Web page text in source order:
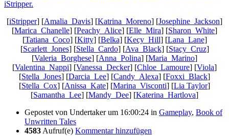
[iStripper] [Amalia_Davis] [Katrina_Moreno] [Josephine_Jackson]
[Marica_Chanelle] [Peachy_Alice] [Elle_Mira] [Sharon_White]
[Tatiana_Coco] [Kitty] [Belka] [Kecy_Hill] [Lana_Lane]
[Scarlett_Jones] [Stella_Cardo] [Ava_Black] [Stacy_Cruz]
[Valeria_Borghese] [Anna_Polina] [Maria_Marino]
[Valentina_Nappi] [Vanessa_Decker] [Chloe_Lamoure] [Viola]
[Stella_Jones] [Darcia_Lee] [Candy_Alexa] [Foxxi_Black]
[Stella_Cox] [Anissa_Kate] [Marina_Visconti] [Lia Taylor]
[Samantha_Lee] [Mandy_Dee] [Katerina_Hartlova]
Gepostet von Undertakerum 16:00:24 in Gameplay, Book of
Unwritten Tales
4583 Aufruf(e) Kommentar hinzufügen